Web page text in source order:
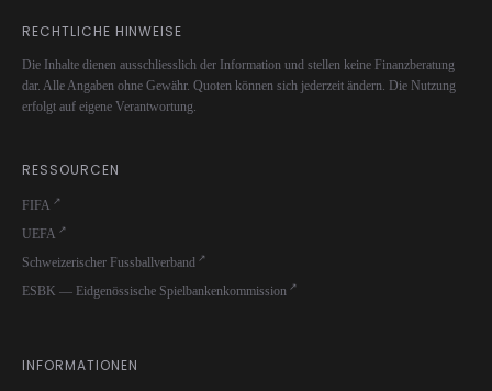
RECHTLICHE HINWEISE
Die Inhalte dienen ausschliesslich der Information und stellen keine Finanzberatung
dar. Alle Angaben ohne Gewähr. Quoten können sich jederzeit ändern. Die Nutzung
erfolgt auf eigene Verantwortung.
RESSOURCEN
FIFA
UEFA
Schweizerischer Fussballverband
ESBK — Eidgenössische Spielbankenkommission
INFORMATIONEN